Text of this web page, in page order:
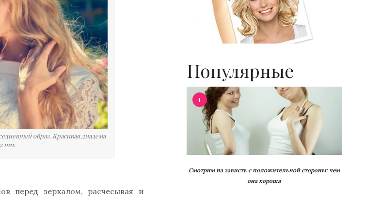
образ. Красивая диадема
них
перед зеркалом, расчесывая и
Популярные
1
Смотрим на зависть с положительной стороны: чем
она хороша